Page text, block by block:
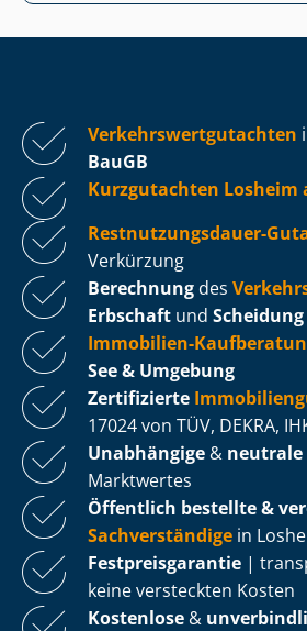
Ver­kehrs­wert­gut­ach­ten
BauGB
Kurzgutachten Losheim
Rest­nut­zungs­dau­er-
Verkürzung
Berechnung des
Erbschaft und Scheidung
Immobilien-
See & Umgebung
Zertifizierte
17024 von TÜV, DEKRA,
Unabhängige & neutrale
Marktwertes
Öffentlich bestellte &
Sachverständige in
Fest­preis­ga­ran­tie |
keine versteckten Kosten
Kostenlose &